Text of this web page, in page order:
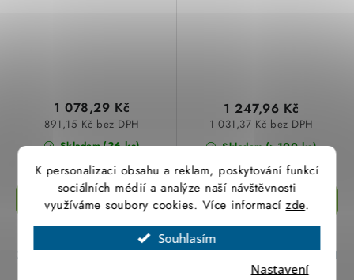
K personalizaci obsahu a reklam, poskytování funkcí
sociálních médií a analýze naší návštěvnosti
využíváme soubory cookies. Více informacízde.
Souhlasím
Nastavení
Skladem(36 ks)
891,15 Kč bez DPH
1 078,29 Kč
​Topné těleso pro přímý ohřev
vody 4kW 3x230V o délce
333mm se závitem M 48x2 od
Skladem(>100 ks)
1 031,37 Kč bez DPH
1 247,96 Kč
​Topné těleso pro přímý ohřev
vody 6kW 3x230V o délce
428mm se závitem M 48x2 od
českého výrobce